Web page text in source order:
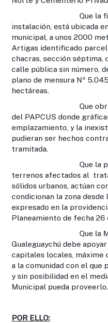
Que la finca
instalación, está ubicada
municipal, a unos 2000
Artigas identificado
chacras, sección séptima,
calle pública sin número,
plano de mensura Nº
hectáreas.
Que obra en los
del PAPCUS donde
emplazamiento, y la
pudieran ser hechos
tramitada.
Que la
terrenos afectados al
sólidos urbanos, actúan
condicionan la zona
expresado en la
Planeamiento de fecha
Que la
Gualeguaychú debe
capitales locales, máxime
a la comunidad con el que
y sin posibilidad en el
Municipal pueda proveerlo.
POR ELLO: